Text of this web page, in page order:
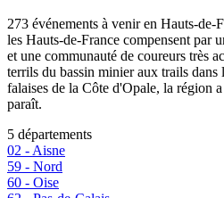
273 événements à venir en Hauts-de-
les Hauts-de-France compensent par
et une communauté de coureurs très
terrils du bassin minier aux trails dans
falaises de la Côte d'Opale, la région
paraît.
5 départements
02 - Aisne
59 - Nord
60 - Oise